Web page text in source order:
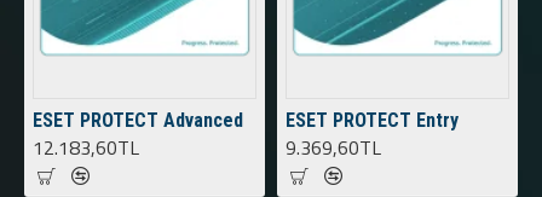
ESET PROTECT Advanced
12.183,60TL
ESET PROTECT Entry
9.369,60TL